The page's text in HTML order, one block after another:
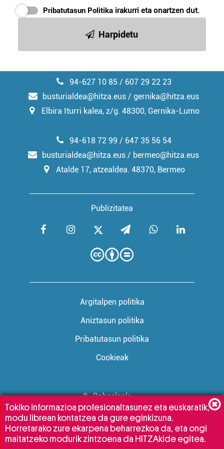
erabiltzeko baimen esplizitua ematen diguzu.
irakurri
Pribatutasun Politika irakurri eta onartzen dut.
Harpidetu
94-627 10 85 / 607 29 22 23
busturialdea@hitza.eus / gernika@hitza.eus
Elbira Iturri kalea, z/g. 48300, Gernika-Lumo
Publizitatea
94-618 72 99 / 647 35 56 54
busturialdea@hitza.eus / bermeo@hitza.eus
Atalde 17, atzealdea. 48370, Bermeo
Argitalpen politika
Aniztasun politika
Pribatutasun politika
Cookieak
Babesleak:
Tokiko informazioa profesionaltasunez eta euskaratik,
modu librean kontatzea da gure eginkizuna.
Horretarako zure ekarpena beharrezkoa da, eta ongi
maitatzeko modurik zintzoena da HITZAkide egitea.